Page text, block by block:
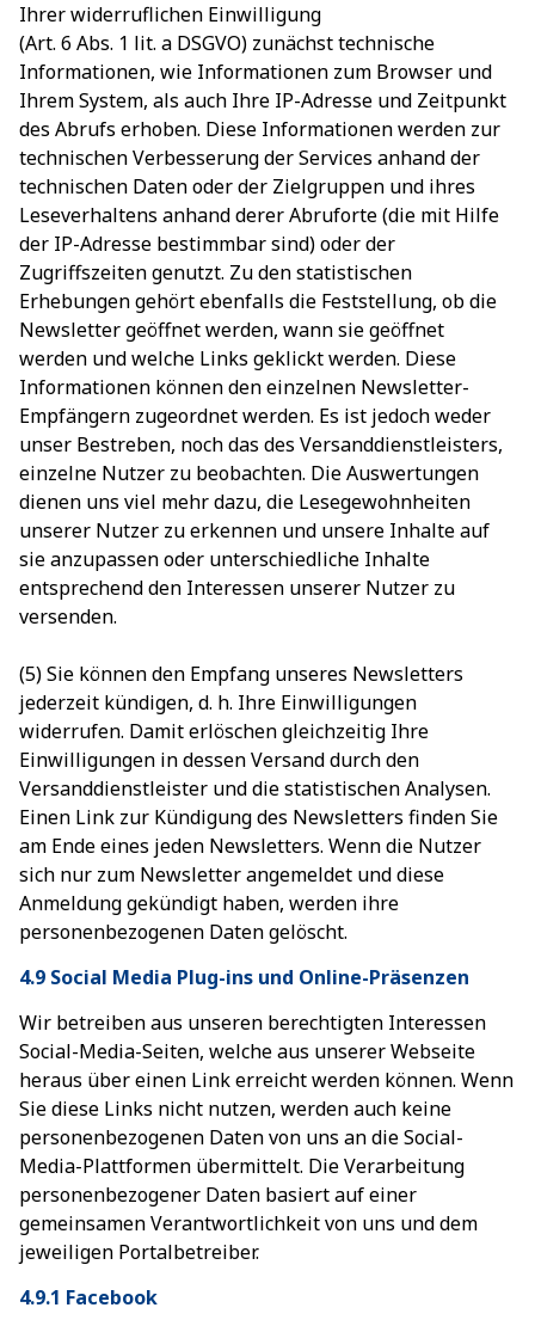
Ihrer widerruflichen Einwilligung
(Art. 6 Abs. 1 lit. a DSGVO) zunächst technische
Informationen, wie Informationen zum Browser und
Ihrem System, als auch Ihre IP-Adresse und Zeitpunkt
des Abrufs erhoben. Diese Informationen werden zur
technischen Verbesserung der Services anhand der
technischen Daten oder der Zielgruppen und ihres
Leseverhaltens anhand derer Abruforte (die mit Hilfe
der IP-Adresse bestimmbar sind) oder der
Zugriffszeiten genutzt. Zu den statistischen
Erhebungen gehört ebenfalls die Feststellung, ob die
Newsletter geöffnet werden, wann sie geöffnet
werden und welche Links geklickt werden. Diese
Informationen können den einzelnen Newsletter-
Empfängern zugeordnet werden. Es ist jedoch weder
unser Bestreben, noch das des Versanddienstleisters,
einzelne Nutzer zu beobachten. Die Auswertungen
dienen uns viel mehr dazu, die Lesegewohnheiten
unserer Nutzer zu erkennen und unsere Inhalte auf
sie anzupassen oder unterschiedliche Inhalte
entsprechend den Interessen unserer Nutzer zu
versenden.
(5) Sie können den Empfang unseres Newsletters
jederzeit kündigen, d. h. Ihre Einwilligungen
widerrufen. Damit erlöschen gleichzeitig Ihre
Einwilligungen in dessen Versand durch den
Versanddienstleister und die statistischen Analysen.
Einen Link zur Kündigung des Newsletters finden Sie
am Ende eines jeden Newsletters. Wenn die Nutzer
sich nur zum Newsletter angemeldet und diese
Anmeldung gekündigt haben, werden ihre
personenbezogenen Daten gelöscht.
4.9 Social Media Plug-ins und Online-Präsenzen
Wir betreiben aus unseren berechtigten Interessen
Social-Media-Seiten, welche aus unserer Webseite
heraus über einen Link erreicht werden können. Wenn
Sie diese Links nicht nutzen, werden auch keine
personenbezogenen Daten von uns an die Social-
Media-Plattformen übermittelt. Die Verarbeitung
personenbezogener Daten basiert auf einer
gemeinsamen Verantwortlichkeit von uns und dem
jeweiligen Portalbetreiber.
4.9.1 Facebook